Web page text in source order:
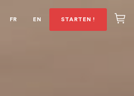
FR EN STARTEN !